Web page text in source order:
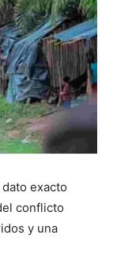
exacto
conflicto
y una